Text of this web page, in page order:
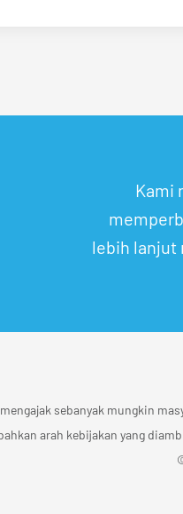
Kami
lebih lanjut
sebanyak mungkin
arah kebijakan yang